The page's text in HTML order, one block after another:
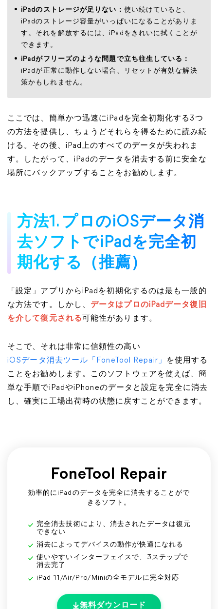
iPadのストレージが足りない： 使い続けていると、
iPadのストレージ容量がいっぱいになることがありま
す。それを解放するには、iPadをきれいに拭くことが
できます。
iPadがフリーズのような問題で立ち往生している：
iPadが正常に動作しない場合、リセットが有効な解決
策かもしれません。
ここでは、簡単かつ迅速にiPadを完全初期化する3つ
の方法を提供し、ちょうどそれらを得るために読み続
ける。その後、iPad上のすべてのデータが失われま
す。したがって、iPadのデータを消去する前に安全な
場所にバックアップすることをお勧めします。
方法1. プロのiOSデータ消
去ソフトでiPadを完全初
期化する（推薦）
「設定」アプリからiPadを初期化するのは最も一般的
な方法です。しかし、 データはプロのiPadデータ復旧
を介して復元される 可能性があります。
そこで、それは非常に信頼性の高い
iOSデータ消去ツール「FoneTool Repair」
を使用する
ことをお勧めします。このソフトウェアを使えば、簡
単な手順でiPadやiPhoneのデータと設定を完全に消去
し、確実に工場出荷時の状態に戻すことができます。
FoneTool Repair
効率的にiPadのデータを完全に消去することがで
きるソフト。
完全消去技術により、消去されたデータは復元
できない
消去によってデバイスの動作が快適になれる
使いやすいインターフェイスで、3ステップで
消去完了
iPad 11/Air/Pro/Miniの全モデルに完全対応
無料ダウンロード